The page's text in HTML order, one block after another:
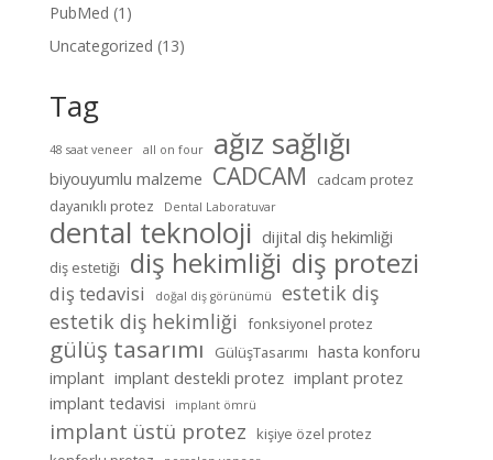
PubMed (1)
Uncategorized (13)
Tag
48 saat veneer all on four ağız sağlığı
biyouyumlu malzeme CADCAM
cadcam protez
dayanıklı protez
Dental Laboratuvar
dental teknoloji dijital diş hekimliği
diş estetiği diş hekimliği diş protezi
diş tedavisi doğal diş görünümü
estetik diş
estetik diş hekimliği fonksiyonel protez
gülüş tasarımı GülüşTasarımı hasta konforu
implant implant destekli protez implant protez
implant tedavisi
implant ömrü
implant üstü protez
kişiye özel protez